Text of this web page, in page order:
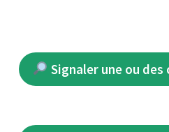
Signaler une ou